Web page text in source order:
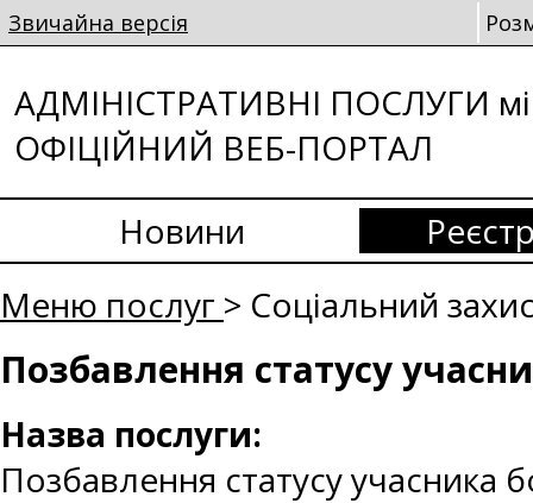
Звичайна версія
АДМІНІСТРАТИВНІ ПОСЛУГИ
ОФІЦІЙНИЙ ВЕБ-ПОРТАЛ
Новини
Меню послуг > Соціальний
Позбавлення статусу
Назва послуги:
Позбавлення статусу учасника